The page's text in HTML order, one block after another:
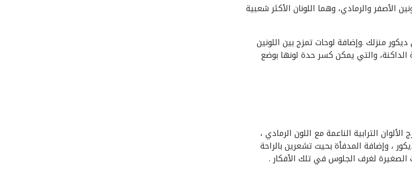
الأصفر والرمادي، وهما اللونان الأكثر شعبية
منزلك .وإضافة لوحات تمزج بين اللونين
الداكنة، والتي يمكن كسر حدة لونها بوضع
الترابية الناعمة مع اللون الرمادي ،
، وإضافة المدفأة بحيث تشعرين بالراحة
لغرف الجلوس في تلك الأفكار .